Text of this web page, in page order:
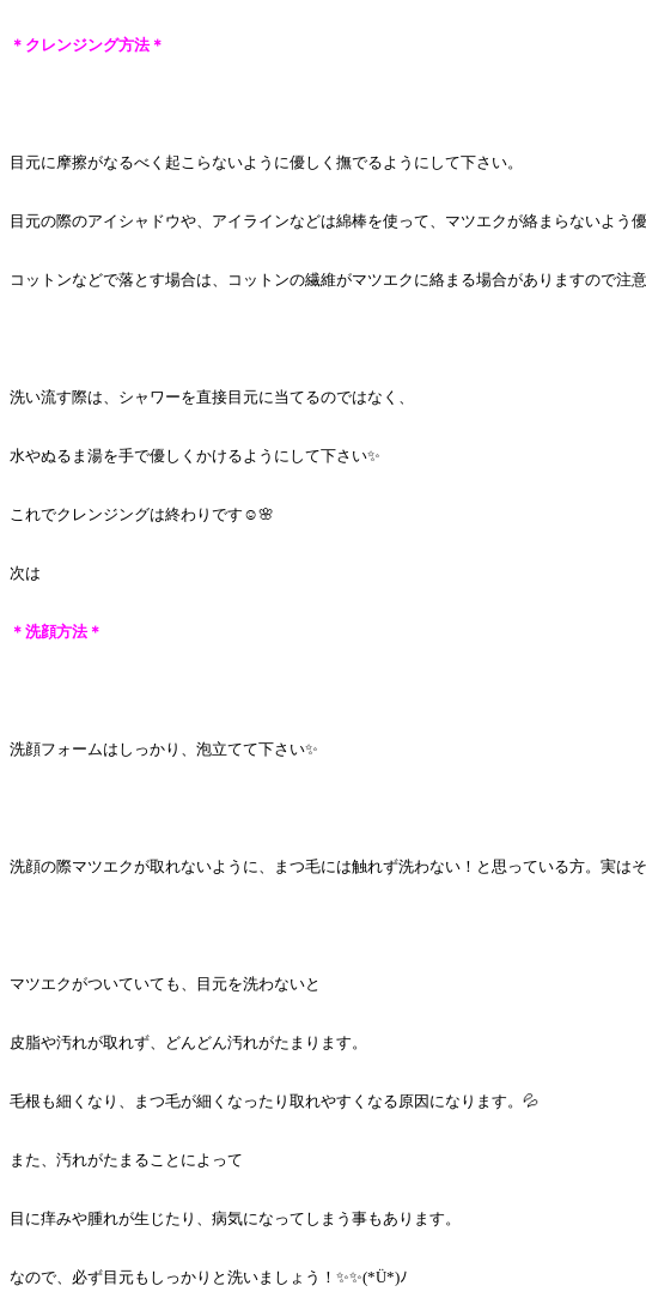
＊クレンジング方法＊
目元に摩擦がなるべく起こらないように優しく撫でるようにして下さい。
目元の際のアイシャドウや、アイラインなどは綿棒を使って、マツエクが絡まらないよう
コットンなどで落とす場合は、コットンの繊維がマツエクに絡まる場合がありますので注
洗い流す際は、シャワーを直接目元に当てるのではなく、
水やぬるま湯を手で優しくかけるようにして下さい✨
これでクレンジングは終わりです☺️🌸
次は
＊洗顔方法＊
洗顔フォームはしっかり、泡立てて下さい✨
洗顔の際マツエクが取れないように、まつ毛には触れず洗わない！と思っている方。実は
マツエクがついていても、目元を洗わないと
皮脂や汚れが取れず、どんどん汚れがたまります。
毛根も細くなり、まつ毛が細くなったり取れやすくなる原因になります。💦
また、汚れがたまることによって
目に痒みや腫れが生じたり、病気になってしまう事もあります。
なので、必ず目元もしっかりと洗いましょう！✨✨(*Ü*)ﾉ